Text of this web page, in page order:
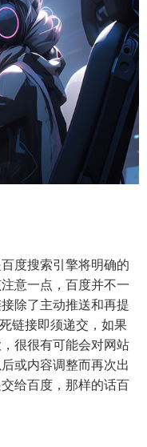
度搜索引擎将明确的
意一点，百度并不一
除了主动推送和再提
链接即须递交，如果
很很有可能会对网站
或内容调整而再次出
给百度，那样的话百